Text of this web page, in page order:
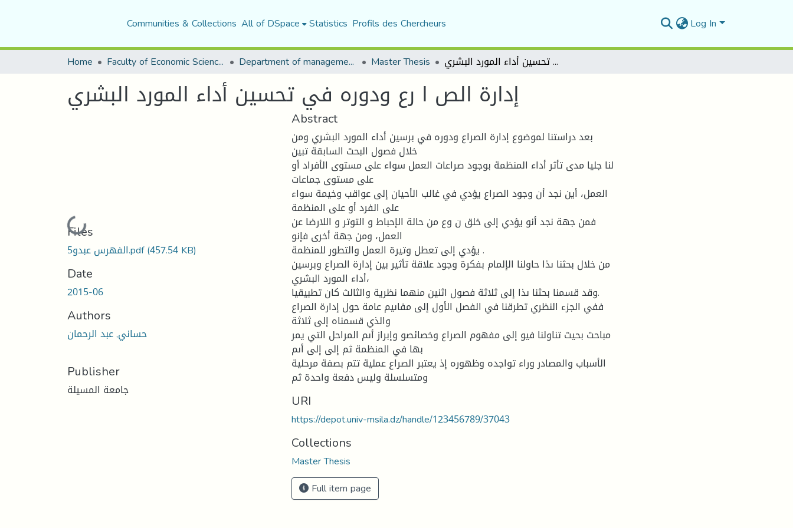
Communities & Collections All of DSpace Statistics Profils des Chercheurs Log In
Home Faculty of Economic Sciences, Commerce and Management Sciences Department of management sciences Master Thesis إدارة الص ا رع ودوره في تحسين أداء المورد البشري
إدارة الص ا رع ودوره في تحسين أداء المورد البشري
Loading...
Files
5الفهرس عبدو.pdf(457.54 KB)
Date
2015-06
Authors
حساني, عبد الرحمان
Publisher
جامعة المسيلة
Abstract
بعد دراستنا لموضوع إدارة الصراع ودوره في برسين أداء المورد البشري ومن
خلال فصول البحث السابقة تبين
لنا جليا مدى تأثر أداء المنظمة بوجود صراعات العمل سواء على مستوى الأفراد أو
على مستوى جماعات
العمل، أين نجد أن وجود الصراع يؤدي في غالب الأحيان إلى عواقب وخيمة سواء
على الفرد أو على المنظمة
فمن جهة نجد أنو يؤدي إلى خلق ن وع من حالة الإحباط و التوتر و اللارضا عن
العمل، ومن جهة أخرى فإنو
يؤدي إلى تعطل وتيرة العمل والتطور للمنظمة .
من خلال بحثنا ىذا حاولنا الإلمام بفكرة وجود علاقة تأثير بين إدارة الصراع وبرسين
أداء المورد البشري،
وقد قسمنا بحثنا ىذا إلى ثلاثة فصول اثنين منهما نظرية والثالث كان تطبيقيا.
ففي الجزء النظري تطرقنا في الفصل الأول إلى مفاىيم عامة حول إدارة الصراع
والذي قسمناه إلى ثلاثة
مباحث بحيث تناولنا فيو إلى مفهوم الصراع وخصائصو وإبراز أىم المراحل التي يمر
بها في المنظمة ثم إلى إلى أىم
الأسباب والمصادر وراء تواجده وظهوره إذ يعتبر الصراع عملية تتم بصفة مرحلية
ومتسلسلة وليس دفعة واحدة ثم
URI
https://depot.univ-msila.dz/handle/123456789/37043
Collections
Master Thesis
Full item page